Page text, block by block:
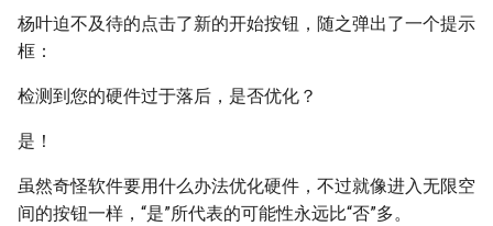
杨叶迫不及待的点击了新的开始按钮，随之弹出了一个提示
框：
检测到您的硬件过于落后，是否优化？
是！
虽然奇怪软件要用什么办法优化硬件，不过就像进入无限空
间的按钮一样，“是”所代表的可能性永远比“否”多。